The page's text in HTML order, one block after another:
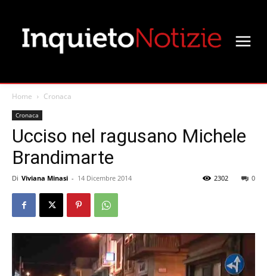
Home Cronaca
Cronaca
Ucciso nel ragusano Michele
Brandimarte
Di Viviana Minasi - 14 Dicembre 2014 0
2302